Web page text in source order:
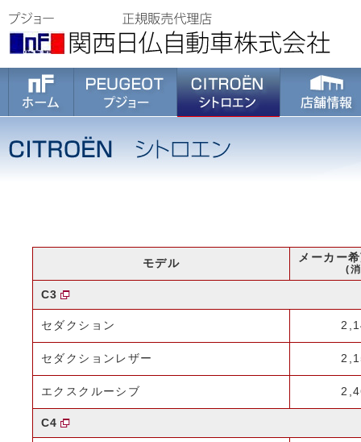
モデル メーカー
(
C3
セダクション
セダクションレザー
エクスクルーシブ
C4